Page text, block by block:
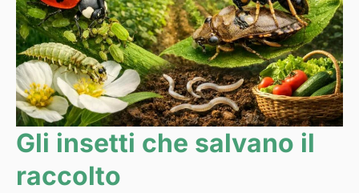
Gli insetti che salvano il
raccolto